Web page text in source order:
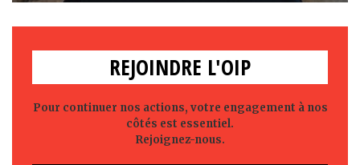
REJOINDRE L'OIP
Pour continuer nos actions, votre engagement à nos
côtés est essentiel.
Rejoignez-nous.